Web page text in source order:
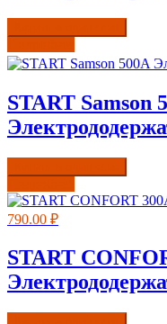
START Samson
790.00 ₽
START